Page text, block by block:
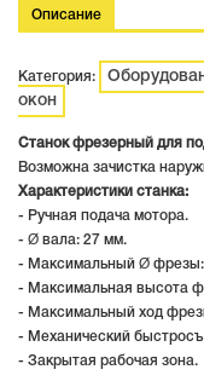
Описание
Категория:
окон
Станок фрезерный для
Возможна зачистка
Характеристики станка:
- Ручная подача мотора.
- Ø вала: 27 мм.
- Максимальный Ø
- Максимальная высота
- Максимальный ход
- Механический
- Закрытая рабочая зона.